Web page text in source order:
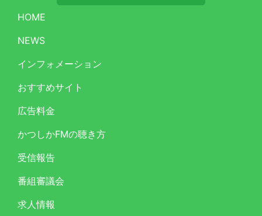
HOME
NEWS
インフォメーション
おすすめサイト
広告料金
かつしかFMの聴き方
受信報告
番組審議会
求人情報